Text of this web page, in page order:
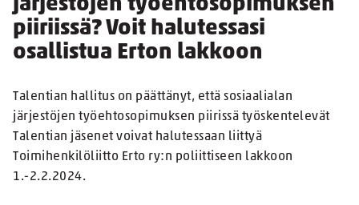
järjestöjen työehtosopimuksen
piiriissä? Voit halutessasi
osallistua Erton lakkoon
Talentian hallitus on päättänyt, että sosiaalialan
järjestöjen työehtosopimuksen piirissä työskentelevät
Talentian jäsenet voivat halutessaan liittyä
Toimihenkilöliitto Erto ry:n poliittiseen lakkoon
1.-2.2.2024.